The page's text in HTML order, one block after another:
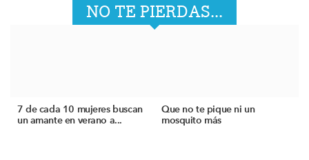
NO TE PIERDAS...
7 de cada 10 mujeres buscan
un amante en verano a...
Que no te pique ni un
mosquito más